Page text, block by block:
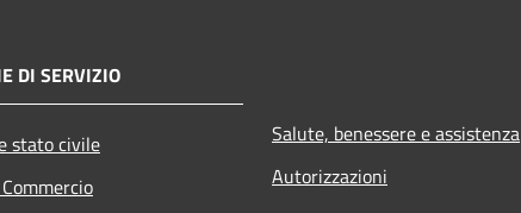
DI SERVIZIO
stato civile
Salute, benessere e assistenza
Autorizzazioni